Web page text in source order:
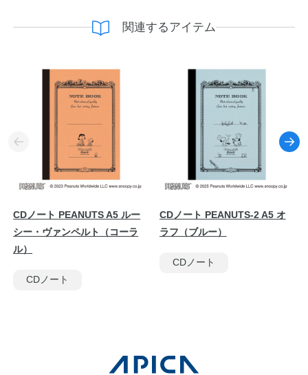
関連するアイテム
CDノート PEANUTS A5 ルー
シー・ヴァンペルト（コーラ
ル）
CDノート
CDノート PEANUTS-2 A5 オ
ラフ（ブルー）
CDノート